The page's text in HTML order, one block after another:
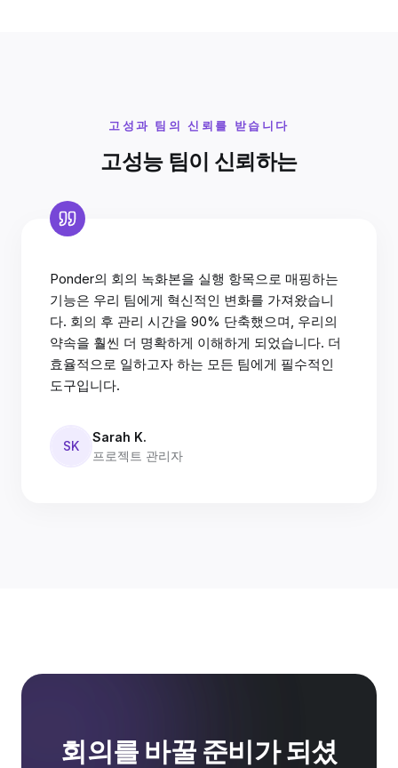
고성과 팀의 신뢰를 받습니다
고성능 팀이 신뢰하는
Ponder의 회의 녹화본을 실행 항목으로 매핑하는
기능은 우리 팀에게 혁신적인 변화를 가져왔습니
다. 회의 후 관리 시간을 90% 단축했으며, 우리의
약속을 훨씬 더 명확하게 이해하게 되었습니다. 더
효율적으로 일하고자 하는 모든 팀에게 필수적인
도구입니다.
SK
Sarah K.
프로젝트 관리자
회의를 바꿀 준비가 되셨